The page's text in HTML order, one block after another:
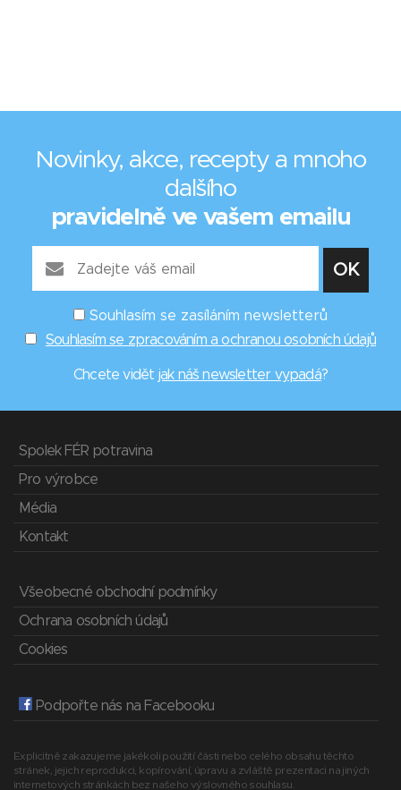
Novinky, akce, recepty a mnoho
dalšího
pravidelně ve vašem emailu
Souhlasím se zasíláním newsletterů
Souhlasím se zpracováním a ochranou osobních údajů
Chcete vidět jak náš newsletter vypadá?
Spolek FÉR potravina
Pro výrobce
Média
Kontakt
Všeobecné obchodní podmínky
Ochrana osobních údajů
Cookies
Podpořte nás na Facebooku
Explicitně zakazujeme jakékoli použití části nebo celého obsahu těchto
stránek, jejich reprodukci, kopírování, úpravu a zvláště prezentaci na jiných
internetových stránkách bez našeho výslovného souhlasu.